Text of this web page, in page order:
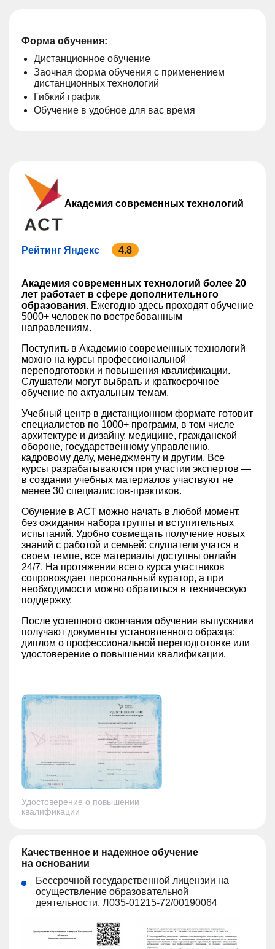
Форма обучения:
Дистанционное обучение
Заочная форма обучения с применением
дистанционных технологий
Гибкий график
Обучение в удобное для вас время
Академия современных технологий
Рейтинг Яндекс 4.8
Академия современных технологий более 20
лет работает в сфере дополнительного
образования. Ежегодно здесь проходят обучение
5000+ человек по востребованным
направлениям.
Поступить в Академию современных технологий
можно на курсы профессиональной
переподготовки и повышения квалификации.
Слушатели могут выбрать и краткосрочное
обучение по актуальным темам.
Учебный центр в дистанционном формате готовит
специалистов по 1000+ программ, в том числе
архитектуре и дизайну, медицине, гражданской
обороне, государственному управлению,
кадровому делу, менеджменту и другим. Все
курсы разрабатываются при участии экспертов —
в создании учебных материалов участвуют не
менее 30 специалистов-практиков.
Обучение в АСТ можно начать в любой момент,
без ожидания набора группы и вступительных
испытаний. Удобно совмещать получение новых
знаний с работой и семьей: слушатели учатся в
своем темпе, все материалы доступны онлайн
24/7. На протяжении всего курса участников
сопровождает персональный куратор, а при
необходимости можно обратиться в техническую
поддержку.
После успешного окончания обучения выпускники
получают документы установленного образца:
диплом о профессиональной переподготовке или
удостоверение о повышении квалификации.
Удостоверение о повышении
квалификации
Качественное и надежное обучение
на основании
Бессрочной государственной лицензии на
осуществление образовательной
деятельности, Л035-01215-72/00190064